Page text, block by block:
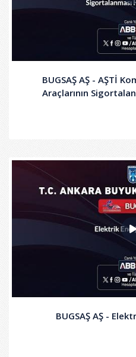
BUGSAŞ AŞ - AŞTİ
Araçlarının
BUGSAŞ AŞ -